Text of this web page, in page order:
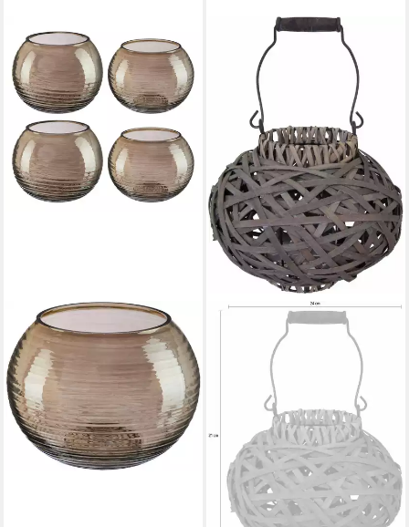
HOME AFFAIRE
Kerzenlaterne
UVP
lieferbar - in 5-6 Werktagen bei dir